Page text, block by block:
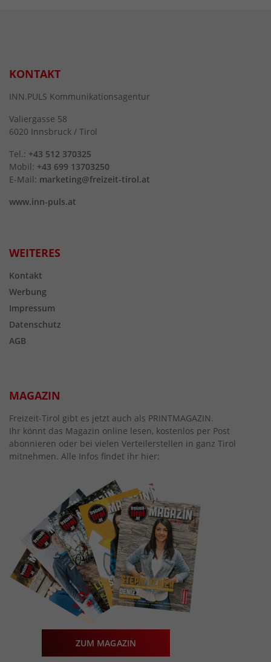
KONTAKT
INN.PULS Kommunikationsagentur
Valiergasse 58
6020 Innsbruck / Tirol
Tel.: +43 512 370325
Mobil: +43 699 13703250
E-Mail: marketing@freizeit-tirol.at
www.inn-puls.at
WEITERES
Kontakt
Werbung
Impressum
Datenschutz
AGB
MAGAZIN
Freizeit-Tirol gibt es jetzt auch als PRINTMAGAZIN.
Ihr könnt das Magazin online lesen, kostenlos per Post
abonnieren oder bei vielen Verteilerstellen in ganz Tirol
mitnehmen. Alle Infos findet ihr hier:
ZUM MAGAZIN